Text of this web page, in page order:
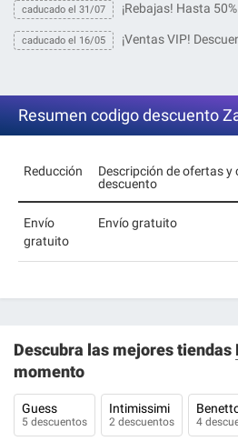
caducado el 31/07 ¡Rebajas! Hasta
caducado el 16/05 ¡Ventas VIP!
Resumen codigo descuento
Reducción
Descripción de ofertas y
descuento
Envío
gratuito
Envío gratuito
Descubra las mejores tiendas
momento
Guess
5 descuentos
Intimissimi
2 descuentos 4